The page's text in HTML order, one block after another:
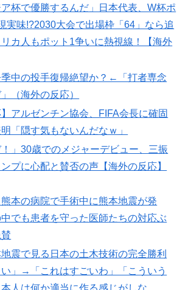
－3種類の一級品の変化球が必要だから
も手術をやり遂げる日本の医療チーム、
ると絶賛
なのに、今では日本で定着してるものっ
教えて！」（海外の反応）
杯で優勝するんだ」日本代表、W杯ポ
実味!?2030大会で出場枠「64」なら追
カ人もポット1争いに熱視線！【海外
中の投手復帰絶望か？←「打者専念
（海外の反応）
】アルゼンチン協会、FIFA会長に確固
「隠す気もないんだなｗ」
！」30歳でのメジャーデビュー、三振
プに心配と賛否の声【海外の反応】
本の病院で手術中に熊本地震が発
でも患者を守った医師たちの対応ぶ
震で見る日本の土木技術の完全勝利
」→「これはすごいわ」「こういう
人は何か適当に作る感じがしな